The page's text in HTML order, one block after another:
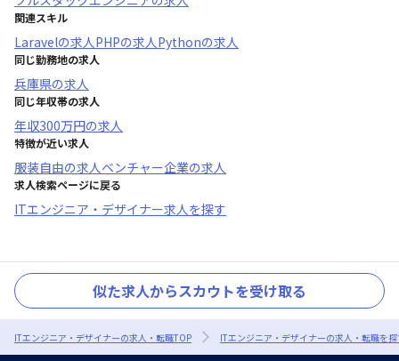
関連スキル
Laravelの求人PHPの求人Pythonの求人
同じ勤務地の求人
兵庫県の求人
同じ年収帯の求人
年収300万円の求人
特徴が近い求人
服装自由の求人ベンチャー企業の求人
求人検索ページに戻る
ITエンジニア・デザイナー求人を探す
似た求人からスカウトを受け取る
ITエンジニア・デザイナーの求人・転職TOP ITエンジニア・デザイナーの求人・転職を